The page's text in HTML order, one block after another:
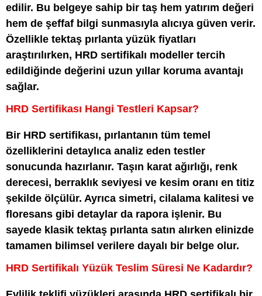
edilir. Bu belgeye sahip bir taş hem yatırım değeri
hem de şeffaf bilgi sunmasıyla alıcıya güven verir.
Özellikle tektaş pırlanta yüzük fiyatları
araştırılırken, HRD sertifikalı modeller tercih
edildiğinde değerini uzun yıllar koruma avantajı
sağlar.
HRD Sertifikası Hangi Testleri Kapsar?
Bir HRD sertifikası, pırlantanın tüm temel
özelliklerini detaylıca analiz eden testler
sonucunda hazırlanır. Taşın karat ağırlığı, renk
derecesi, berraklık seviyesi ve kesim oranı en titiz
şekilde ölçülür. Ayrıca simetri, cilalama kalitesi ve
floresans gibi detaylar da rapora işlenir. Bu
sayede klasik tektaş pırlanta satın alırken elinizde
tamamen bilimsel verilere dayalı bir belge olur.
HRD Sertifikalı Yüzük Teslim Süresi Ne Kadardır?